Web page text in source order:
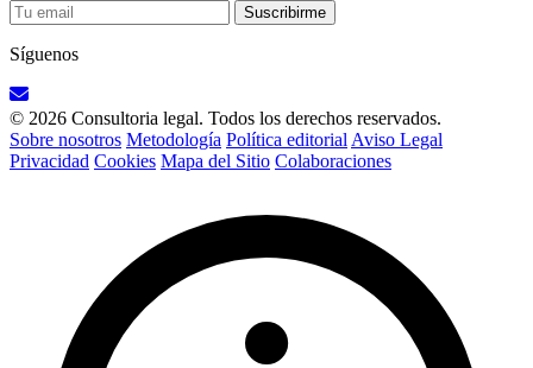
Suscribirme
Síguenos
© 2026 Consultoria legal. Todos los derechos reservados.
Sobre nosotros Metodología Política editorial Aviso Legal
Privacidad Cookies Mapa del Sitio Colaboraciones